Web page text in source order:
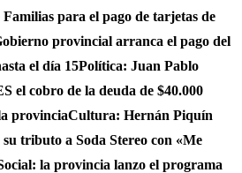
para el pago de tarjetas de
provincial arranca el pago del
el día 15Política: Juan Pablo
el cobro de la deuda de $40.000
provinciaCultura: Hernán Piquín
tributo a Soda Stereo con «Me
la provincia lanzo el programa